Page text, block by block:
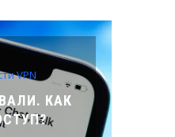
VPN
КАК